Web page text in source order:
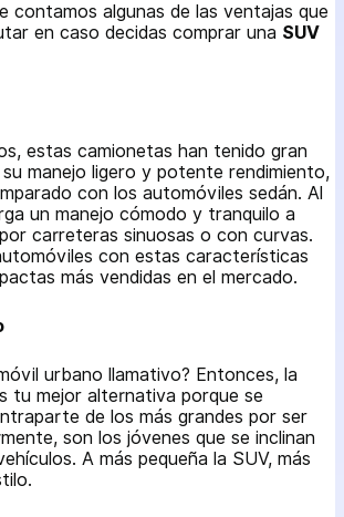
contamos algunas de las ventajas que
en caso decidas comprar una SUV
estas camionetas han tenido gran
manejo ligero y potente rendimiento,
con los automóviles sedán. Al
un manejo cómodo y tranquilo a
carreteras sinuosas o con curvas.
con estas características
más vendidas en el mercado.
urbano llamativo? Entonces, la
tu mejor alternativa porque se
de los más grandes por ser
son los jóvenes que se inclinan
A más pequeña la SUV, más